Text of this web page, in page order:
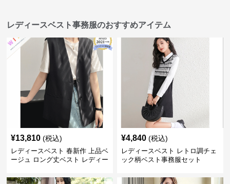
レディースベスト事務服のおすすめアイテム
¥13,810 (税込)
レディースベスト 春新作 上品ベ
ージュ ロング丈ベスト レディー
¥4,840 (税込)
レディースベスト レトロ調チェ
ック柄ベスト事務服セット